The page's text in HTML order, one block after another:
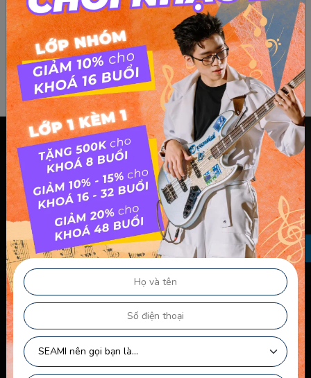
Chính sách & điều khoản
Thông Tin Chủ Sở Hữu Website
Điều Khoản Dành Cho Học Viên Và Gia Sư – Giảng Viên
Điều khoản Dành cho HLV-Giáo Viên
Chính Sách Sử Dụng Cookie
Chính Sách Bảo Mật
Chính Sách Quyền Riêng Tư
Liên kết nhanh
Chính Sách Bảo Mật Của Trẻ Em
Chính Sách Công Khai Của Giáo Viên
Điều Khoản Logo